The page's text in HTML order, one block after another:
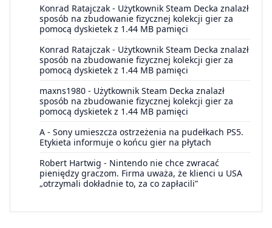
Konrad Ratajczak - Użytkownik Steam Decka znalazł
sposób na zbudowanie fizycznej kolekcji gier za
pomocą dyskietek z 1.44 MB pamięci
Konrad Ratajczak - Użytkownik Steam Decka znalazł
sposób na zbudowanie fizycznej kolekcji gier za
pomocą dyskietek z 1.44 MB pamięci
maxns1980 - Użytkownik Steam Decka znalazł
sposób na zbudowanie fizycznej kolekcji gier za
pomocą dyskietek z 1.44 MB pamięci
A - Sony umieszcza ostrzeżenia na pudełkach PS5.
Etykieta informuje o końcu gier na płytach
Robert Hartwig - Nintendo nie chce zwracać
pieniędzy graczom. Firma uważa, że klienci u USA
„otrzymali dokładnie to, za co zapłacili”